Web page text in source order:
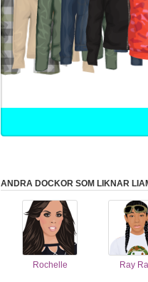
ANDRA DOCKOR SOM LIKNAR
Rochelle Ray